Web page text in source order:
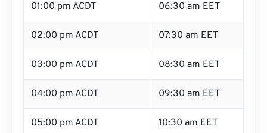
01:00 pm ACDT 06:30 am EET
02:00 pm ACDT 07:30 am EET
03:00 pm ACDT 08:30 am EET
04:00 pm ACDT 09:30 am EET
05:00 pm ACDT 10:30 am EET